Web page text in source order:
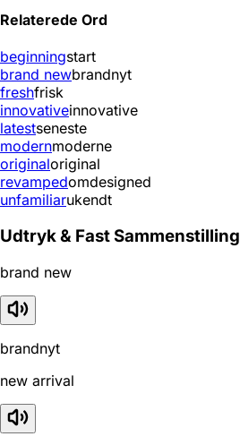
Relaterede Ord
beginningstart
brand newbrandnyt
freshfrisk
innovativeinnovative
latestseneste
modernmoderne
originaloriginal
revampedomdesigned
unfamiliarukendt
Udtryk & Fast Sammenstilling
brand new
brandnyt
new arrival